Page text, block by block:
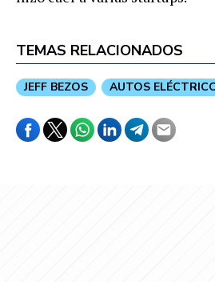
TEMAS RELACIONADOS
JEFF BEZOS AUTOS